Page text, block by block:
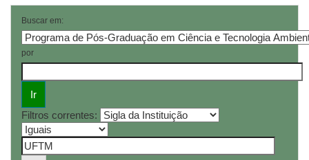
Buscar em:
por
Filtros correntes: